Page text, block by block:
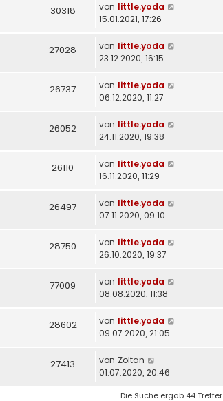
30318 von little.yoda
15.01.2021, 17:26
27028 von little.yoda
23.12.2020, 16:15
26737 von little.yoda
06.12.2020, 11:27
26052 von little.yoda
24.11.2020, 19:38
26110 von little.yoda
16.11.2020, 11:29
26497 von little.yoda
07.11.2020, 09:10
28750 von little.yoda
26.10.2020, 19:37
77009 von little.yoda
08.08.2020, 11:38
28602 von little.yoda
09.07.2020, 21:05
27413 von Zoltan
01.07.2020, 20:46
Die Suche ergab 44 Treffer